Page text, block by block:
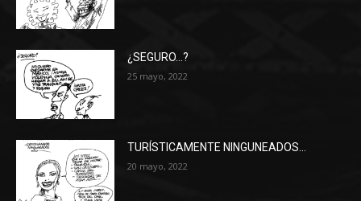
¿SEGURO…?
25 mayo, 2022
TURÍSTICAMENTE NINGUNEADOS…
20 mayo, 2022